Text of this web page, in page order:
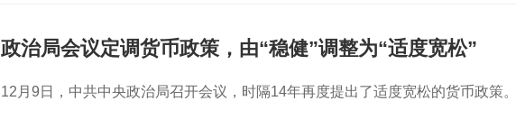
政治局会议定调货币政策，由“稳健”调整为“适度宽松”
12月9日，中共中央政治局召开会议，时隔14年再度提出了适度宽松的货币政策。